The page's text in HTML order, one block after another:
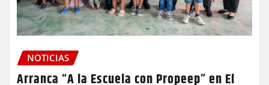
NOTICIAS
Arranca “A la Escuela con Propeep” en El